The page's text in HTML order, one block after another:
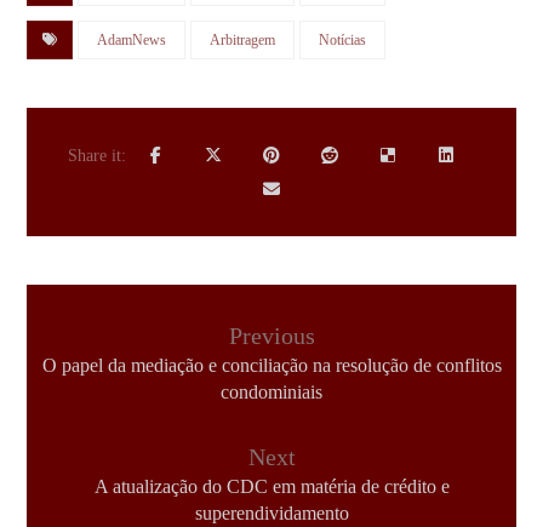
AdamNews Arbitragem Notícias
Previous
O papel da mediação e conciliação na resolução de conflitos
condominiais
Next
A atualização do CDC em matéria de crédito e
superendividamento